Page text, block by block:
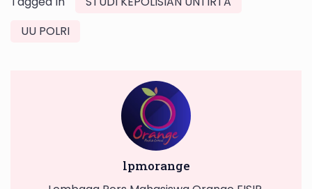
UU POLRI
lpmorange